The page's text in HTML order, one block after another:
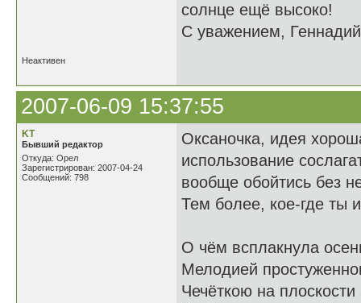
солнце ещё высоко!
С уважением,
Неактивен
2007-06-09 15:37:55
KT
Бывший редактор
Откуда: Орел
Зарегистрирован: 2007-04-24
Сообщений: 798
Оксаночка, идея
использование
вообще обойтись без
Тем более, кое-где ты
О чём всплакнула
Мелодией
Чечёткою на